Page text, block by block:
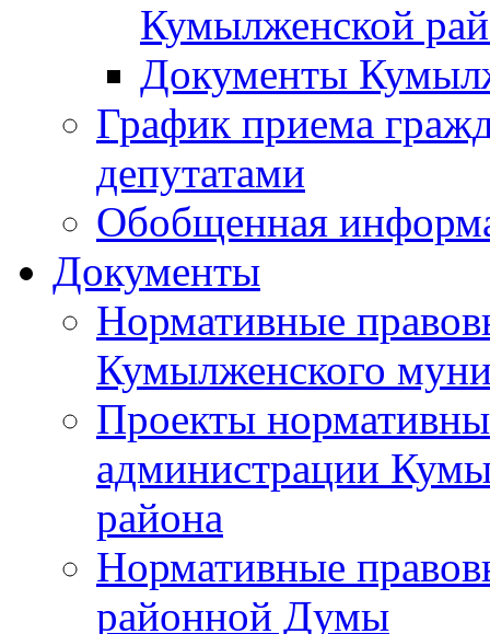
Кумылженской
Документы
График приема
депутатами
Обобщенная
Документы
Нормативные
Кумылженского
Проекты
администрации
района
Нормативные
районной Думы